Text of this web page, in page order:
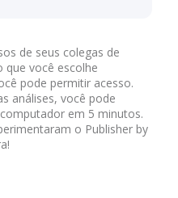
de seus colegas de
que você escolhe
pode permitir acesso.
análises, você pode
em 5 minutos.
o Publisher by